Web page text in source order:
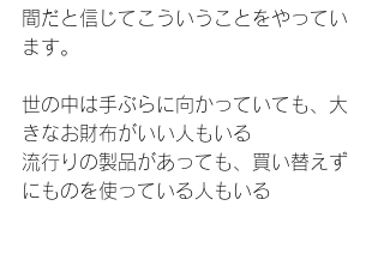
間だと信じてこういうことをやってい
ます。
世の中は手ぶらに向かっていても、大
きなお財布がいい人もいる
流行りの製品があっても、買い替えず
にものを使っている人もいる